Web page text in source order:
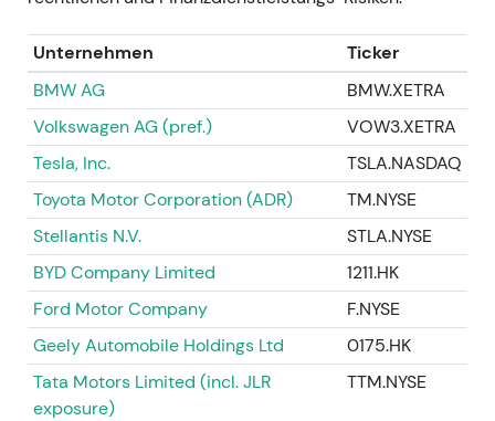
die strategischen Fortschritte überlagerten
[29].
26. Oktober 2022 — Entscheidung zum Russland-
Rückzug (Verkauf an lokalen Käufer angekündigt)
- Mercedes-Benz gab bekannt, den russischen
Markt zu verlassen und die lokalen
Tochtergesellschaften an einen russischen Investor
zu veräußern (Vereinbarung mit Avtodom
angekündigt), nachdem der Betrieb bereits früher
im Jahr eingestellt worden war[20],[9]. - Der
Rückzug aus Russland beseitigte eine wesentliche
geopolitische Belastung, zog aber
Einmalbelastungen nach sich und beschleunigte die
Bereinigung der Bilanz; Investoren werteten den
Unternehmen
Ticker
BMW AG
BMW.XETRA
Volkswagen AG (pref.)
VOW3.XETRA
Tesla, Inc.
TSLA.NASDAQ
Toyota Motor Corporation (ADR)
TM.NYSE
Stellantis N.V.
STLA.NYSE
BYD Company Limited
1211.HK
Ford Motor Company
F.NYSE
Geely Automobile Holdings Ltd
0175.HK
Tata Motors Limited (incl. JLR
exposure)
TTM.NYSE